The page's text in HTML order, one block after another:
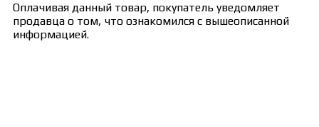
Оплачивая данный товар, покупатель уведомляет
продавца о том, что ознакомился с вышеописанной
информацией.